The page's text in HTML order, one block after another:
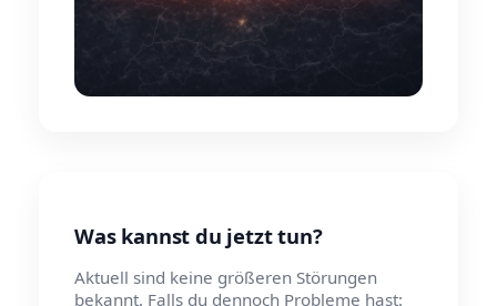
Was kannst du jetzt tun?
Aktuell sind keine größeren Störungen
bekannt. Falls du dennoch Probleme hast: